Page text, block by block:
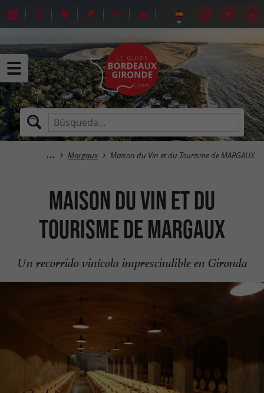
Margaux Maison du Vin et du Tourisme de MARGAUX
Maison du Vin et du
Tourisme de MARGAUX
Un recorrido vinícola imprescindible en Gironda